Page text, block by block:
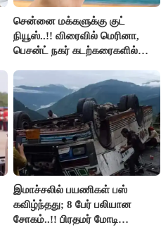
சென்னை மக்களுக்கு குட்
நியூஸ்..!! விரைவில் மெரினா,
பெசன்ட் நகர் கடற்கரைகளில்
இமாச்சலில் பயணிகள் பஸ்
கவிழ்ந்தது; 8 பேர் பலியான
சோகம்..!! பிரதமர் மோடி